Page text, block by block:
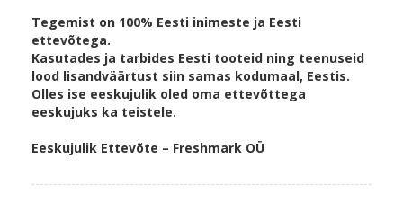
Tegemist on 100% Eesti inimeste ja Eesti
ettevõtega.
Kasutades ja tarbides Eesti tooteid ning teenuseid
lood lisandväärtust siin samas kodumaal, Eestis.
Olles ise eeskujulik oled oma ettevõttega
eeskujuks ka teistele.
Eeskujulik Ettevõte – Freshmark OÜ